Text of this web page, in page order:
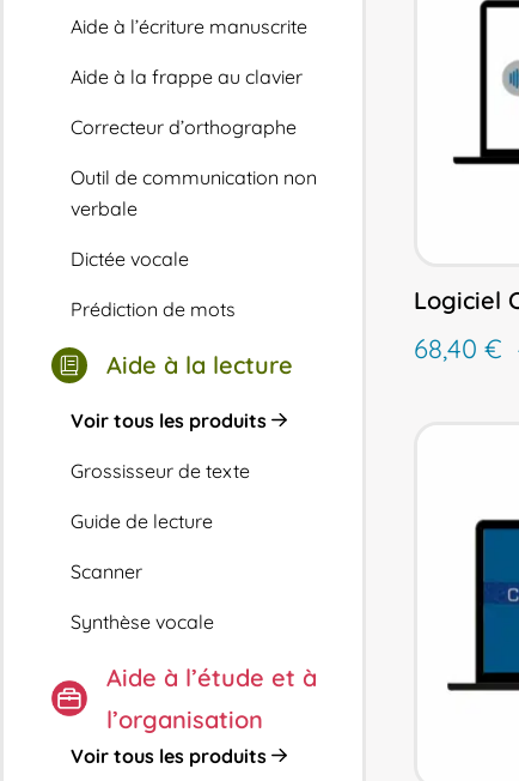
Aide à l’écriture manuscrite
Aide à la frappe au clavier
Correcteur d’orthographe
Outil de communication non
verbale
Dictée vocale
Prédiction de mots
Aide à la lecture
Voir tous les produits
Grossisseur de texte
Guide de lecture
Scanner
Synthèse vocale
Aide à l’étude et à
l’organisation
Voir tous les produits
Logiciel
68,40€